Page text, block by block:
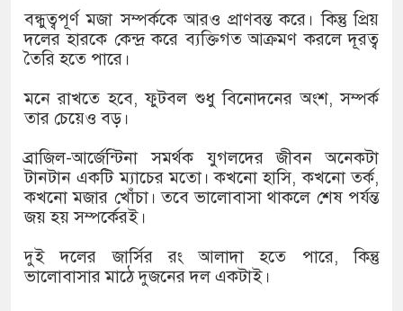
বন্ধুত্বপূর্ণ মজা সম্পর্ককে আরও প্রাণবন্ত করে। কিন্তু প্রিয়
দলের হারকে কেন্দ্র করে ব্যক্তিগত আক্রমণ করলে দূরত্ব
তৈরি হতে পারে।
মনে রাখতে হবে, ফুটবল শুধু বিনোদনের অংশ, সম্পর্ক
তার চেয়েও বড়।
ব্রাজিল-আর্জেন্টিনা সমর্থক যুগলদের জীবন অনেকটা
টানটান একটি ম্যাচের মতো। কখনো হাসি, কখনো তর্ক,
কখনো মজার খোঁচা। তবে ভালোবাসা থাকলে শেষ পর্যন্ত
জয় হয় সম্পর্কেরই।
দুই দলের জার্সির রং আলাদা হতে পারে, কিন্তু
ভালোবাসার মাঠে দুজনের দল একটাই।